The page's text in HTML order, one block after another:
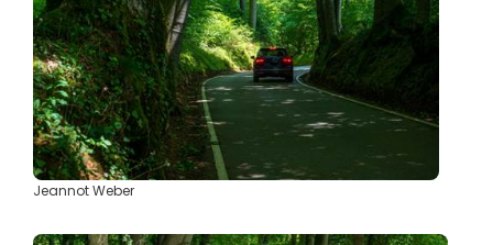
Jeannot Weber